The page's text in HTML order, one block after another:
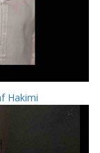
Hakimi